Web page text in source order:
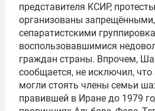
представителя КСИР,
организованы
сепаратистскими
воспользовавшимися
граждан страны. Впрочем,
сообщается, не исключил,
могли стоять члены семьи
правившей в Иране до 1979